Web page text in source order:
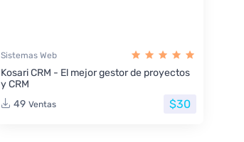
Sistemas Web
Kosari CRM - El mejor gestor de proyectos
y CRM
49 Ventas $30